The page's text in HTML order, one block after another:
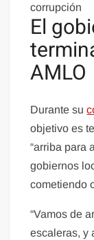
corrupción
El
AMLO
Durante su
objetivo es
“arriba para
gobiernos
cometiendo
“Vamos de
escaleras, y